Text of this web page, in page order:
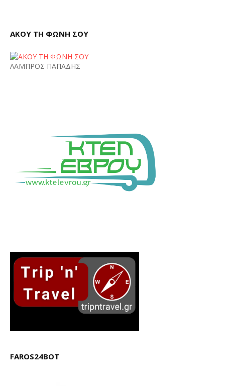
ΑΚΟΥ ΤΗ ΦΩΝΗ ΣΟΥ
ΛΑΜΠΡΟΣ ΠΑΠΑΔΗΣ
FAROS24BOT